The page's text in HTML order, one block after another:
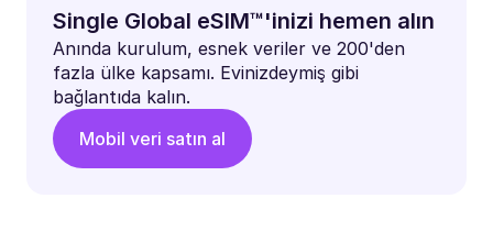
Single Global eSIM™'inizi hemen alın
Anında kurulum, esnek veriler ve 200'den
fazla ülke kapsamı. Evinizdeymiş gibi
bağlantıda kalın.
Mobil veri satın al